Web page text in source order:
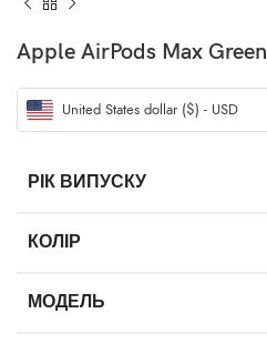
Apple AirPods Max Green
United States dollar ($) - USD
РІК ВИПУСКУ
КОЛІР
МОДЕЛЬ